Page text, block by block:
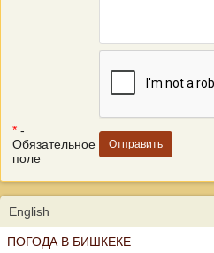
* -
Обязательное
поле
English
ПОГОДА В БИШКЕКЕ